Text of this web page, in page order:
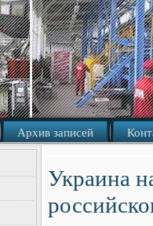
Архив записей
Украина